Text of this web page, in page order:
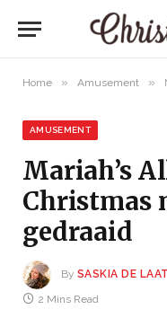
Home » Amusement »
AMUSEMENT
Mariah’s
Christmas
gedraaid
By SASKIA DE LAAT
2 Mins Read